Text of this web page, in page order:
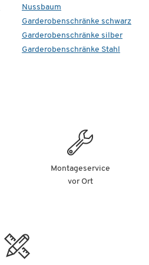
Nussbaum
Garderobenschränke schwarz
Garderobenschränke silber
Garderobenschränke Stahl
Montageservice
vor Ort